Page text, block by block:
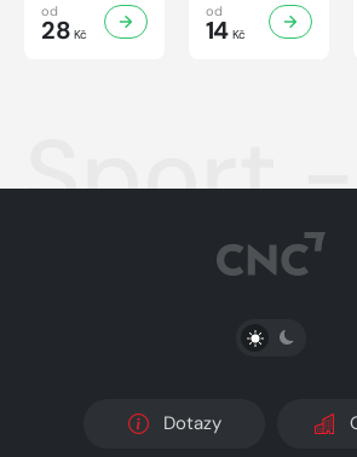
od
28 Kč
od
14Kč
Sport
PŘEPNOUT
Dotazy